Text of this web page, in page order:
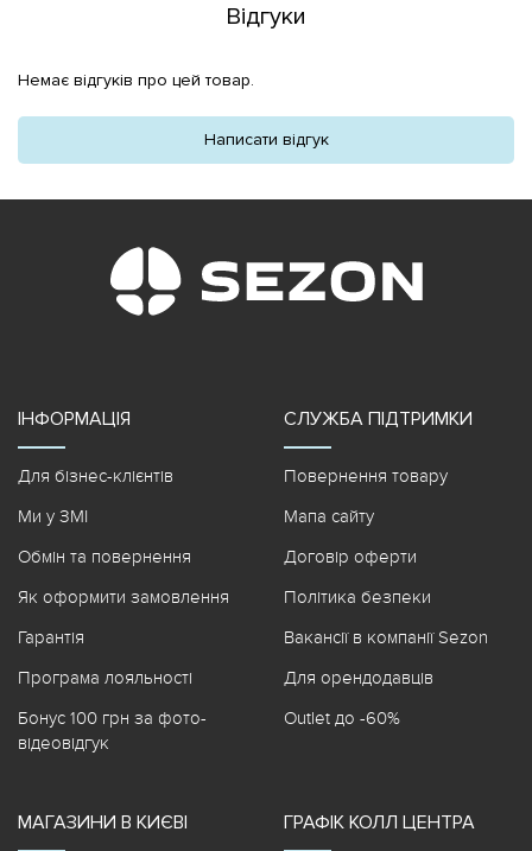
Відгуки
Немає відгуків про цей товар.
Написати відгук
ІНФОРМАЦІЯ
Для бізнес-клієнтів
Ми у ЗМІ
Обмін та повернення
Як оформити замовлення
Гарантія
Програма лояльності
Бонус 100 грн за фото-
відеовідгук
СЛУЖБА ПІДТРИМКИ
Повернення товару
Мапа сайту
Договір оферти
Політика безпеки
Вакансії в компанії Sezon
Для орендодавців
Outlet до -60%
МАГАЗИНИ В КИЄВІ ГРАФІК КОЛЛ ЦЕНТРА